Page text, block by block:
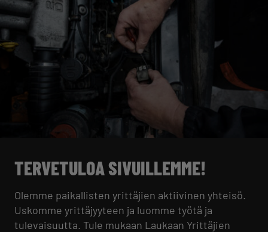
TERVETULOA SIVUILLEMME!
Olemme paikallisten yrittäjien aktiivinen yhteisö.
Uskomme yrittäjyyteen ja luomme työtä ja
tulevaisuutta. Tule mukaan Laukaan Yrittäjien